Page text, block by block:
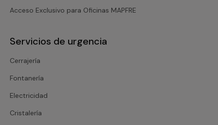
Acceso Exclusivo para Oficinas MAPFRE
Servicios de urgencia
Cerrajería
Fontanería
Electricidad
Cristalería